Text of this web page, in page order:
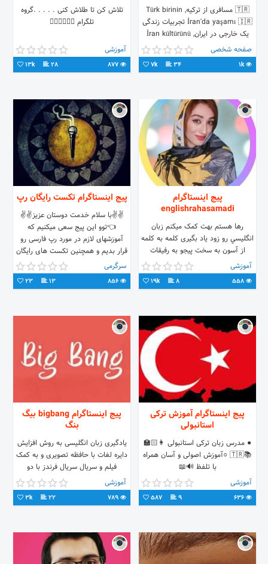
🇹🇷 مسافری از ترکیه, Türk birinin
İran'da yaşamı 🇮🇷 تجربیات زندگی
یک خارجی در ایران, İran kültürünü
benimle öğreninصفحه شخصی
1k
34
7k
تلاش کن تا طلاش کنی . . . . .گروه
تلگرام 👇🏻👇🏻👇🏻
آموزشی
28
13k
پیج اینستاگرام
englishrahasamadi
رها هستم بهت کمک میکنم زبان
انگليسي رو زود یاد بگیری کلمه به کلمه
از آسون به سخت پیجو به رفیقات
معرفی کن @englishrahasamadi
دوستتون دارم😘
آموزشی
8
19k
پیج اینستاگرام تکست رایگان رپ
✌✌با سلام خدمت دوستان عزیز✌✌
👈توو این پیج سعی میکنیم که
آموزشهای لازم در مورد رپ فارسی رو
قرار بدیم و همچنین تکست های رایگان
😉😉 👈مارو دنبال کنید 🤗🤗سرگرمی
13
23
پیج اینستاگرام آموزش ترکی
استانبولی
● مدرس زبان ترکی استانبولی 👩🏻‍🏫
📚🇹🇷 ○آموزش اصولی و آسان همراه
با تلفظ 🔊📖
آموزشی
9
587
پیج اینستاگرام bigbang بیگ
بنگ
یادگیری زبان انگلیسی به روش افزایش
دایره لغات با حافظه تصویری و به کمک
فیلم و سریال سریال فرندز با دو
زیرنویس همزمان سریال اکسترا با دو
زیرنویس فارسی و انگلیسی سریال لاست
سریال برکینگ بد سریال فرار از زندان
روز تضمینی
آموزشی
22
3k